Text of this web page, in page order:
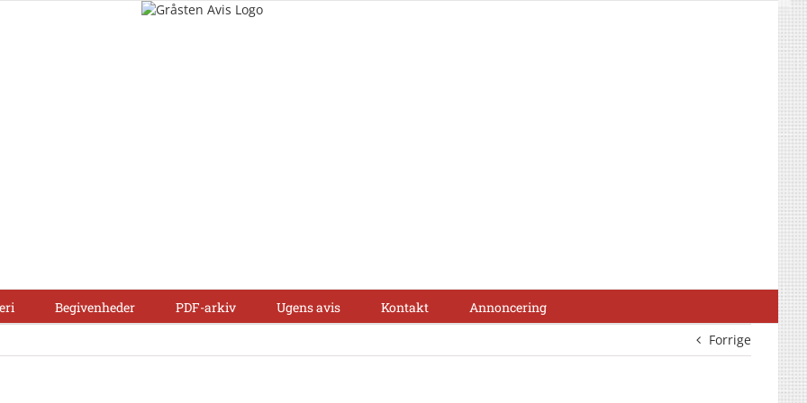
Begivenheder PDF-arkiv Ugens avis Kontakt
Annoncering
Forrige